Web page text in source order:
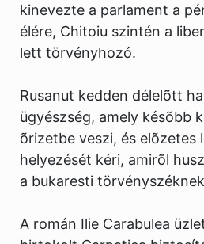
kinevezte a parlament a
élére, Chitoiu szintén a
lett törvényhozó.
Rusanut kedden délelõtt
ügyészség, amely késõbb
õrizetbe veszi, és
helyezését kéri, amirõl
a bukaresti
A román Ilie Carabulea